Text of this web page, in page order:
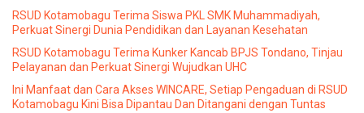
RSUD Kotamobagu Terima Siswa PKL SMK Muhammadiyah,
Perkuat Sinergi Dunia Pendidikan dan Layanan Kesehatan
RSUD Kotamobagu Terima Kunker Kancab BPJS Tondano, Tinjau
Pelayanan dan Perkuat Sinergi Wujudkan UHC
Ini Manfaat dan Cara Akses WINCARE, Setiap Pengaduan di RSUD
Kotamobagu Kini Bisa Dipantau Dan Ditangani dengan Tuntas